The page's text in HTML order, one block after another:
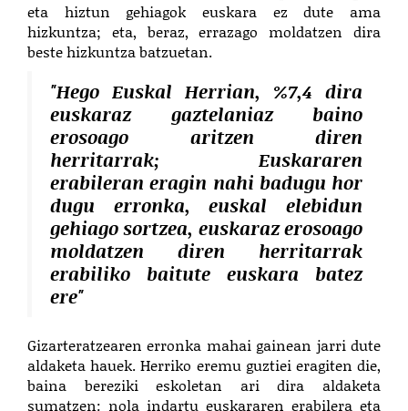
eta hiztun gehiagok euskara ez dute ama
hizkuntza; eta, beraz, errazago moldatzen dira
beste hizkuntza batzuetan.
"Hego Euskal Herrian, %7,4 dira
euskaraz gaztelaniaz baino
erosoago aritzen diren
herritarrak; Euskararen
erabileran eragin nahi badugu hor
dugu erronka, euskal elebidun
gehiago sortzea, euskaraz erosoago
moldatzen diren herritarrak
erabiliko baitute euskara batez
ere"
Gizarteratzearen erronka mahai gainean jarri dute
aldaketa hauek. Herriko eremu guztiei eragiten die,
baina bereziki eskoletan ari dira aldaketa
sumatzen: nola indartu euskararen erabilera eta